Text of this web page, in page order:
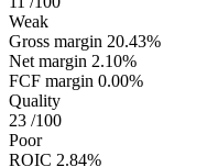
Weak
Gross margin 20.43%
Net margin 2.10%
FCF margin 0.00%
Quality
23 /100
Poor
ROIC 2.84%